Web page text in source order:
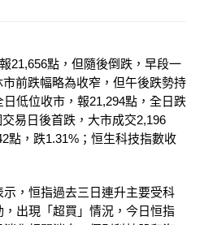
21,656點，但隨後倒跌，早段一
前跌幅略為收窄，但午後跌勢持
低位收市，報21,294點，全日跌
易日後首跌，大市成交2,196
點，跌1.31%；恒生科技指數收
，恒指過去三日連升主要受科
出現「超買」情況，今日恒指